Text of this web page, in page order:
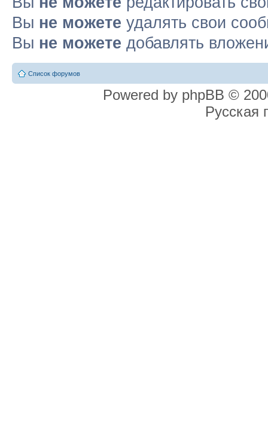
Вы не можете удалять свои
Вы не можете добавлять
Список форумов
Powered by phpBB ©
Русская